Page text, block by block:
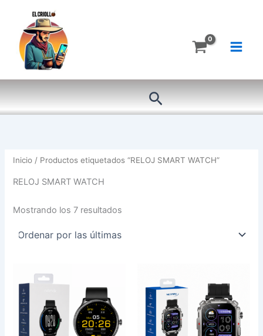
contenido
Buscar
Inicio / Productos etiquetados “RELOJ SMART WATCH”
RELOJ SMART WATCH
Mostrando los 7 resultados
SMARTWATCH
POWER
cantidad
SMARTWATCH
EVOLUTION
cantidad